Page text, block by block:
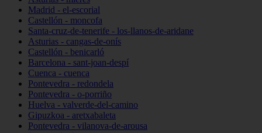
Madrid - el-escorial
Castellón - moncofa
Santa-cruz-de-tenerife - los-llanos-de-aridane
Asturias - cangas-de-onís
Castellón - benicarló
Barcelona - sant-joan-despí
Cuenca - cuenca
Pontevedra - redondela
Pontevedra - o-porriño
Huelva - valverde-del-camino
Gipuzkoa - aretxabaleta
Pontevedra - vilanova-de-arousa